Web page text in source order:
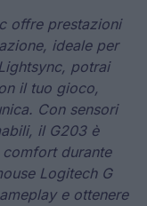
offre prestazioni
ideale per
potrai
il tuo gioco,
Con sensori
il G203 è
durante
Logitech G
e ottenere